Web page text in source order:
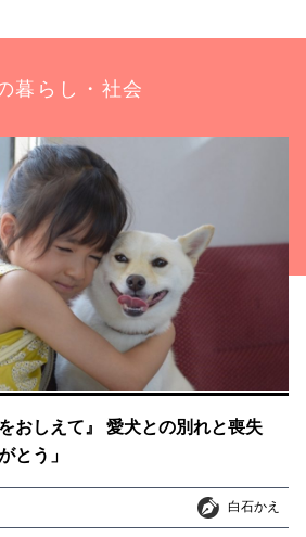
暮らし・社会
おしえて』 愛犬との別れと喪失
とう」
白石かえ
白石かえ